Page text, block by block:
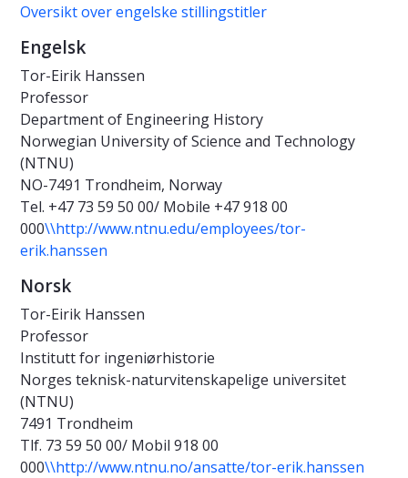
Oversikt over engelske stillingstitler
Engelsk
Tor-Eirik Hanssen
Professor
Department of Engineering History
Norwegian University of Science and Technology
(NTNU)
NO-7491 Trondheim, Norway
Tel. +47 73 59 50 00/ Mobile +47 918 00
000\\http://www.ntnu.edu/employees/tor-
erik.hanssen
Norsk
Tor-Eirik Hanssen
Professor
Institutt for ingeniørhistorie
Norges teknisk-naturvitenskapelige universitet
(NTNU)
7491 Trondheim
Tlf. 73 59 50 00/ Mobil 918 00
000\\http://www.ntnu.no/ansatte/tor-erik.hanssen